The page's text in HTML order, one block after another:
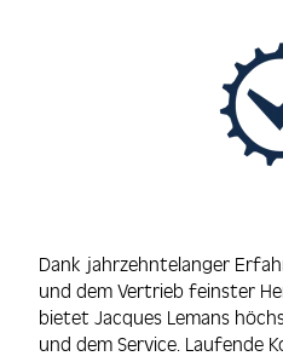
Dank jahrzehntelanger
und dem Vertrieb feinster
bietet Jacques Lemans
und dem Service. Laufende